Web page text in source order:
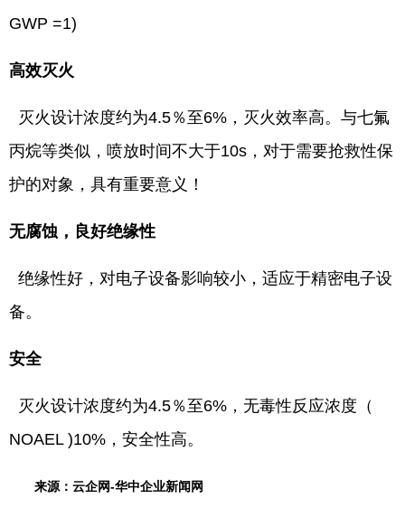
GWP =1)
高效灭火
灭火设计浓度约为4.5％至6%，灭火效率高。与七氟
丙烷等类似，喷放时间不大于10s，对于需要抢救性保
护的对象，具有重要意义！
无腐蚀，良好绝缘性
绝缘性好，对电子设备影响较小，适应于精密电子设
备。
安全
灭火设计浓度约为4.5％至6%，无毒性反应浓度（
NOAEL )10%，安全性高。
来源：云企网-华中企业新闻网